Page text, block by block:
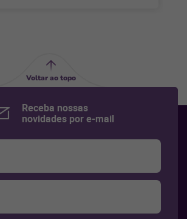
Voltar ao topo
Receba nossas
novidades por e-mail